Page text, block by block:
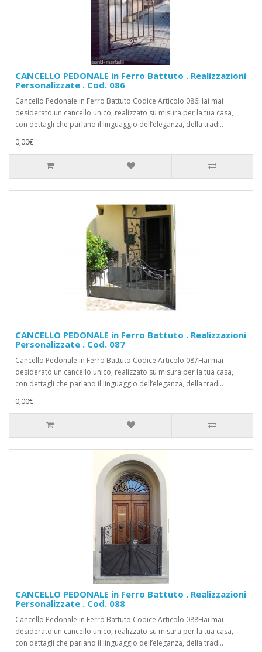
CANCELLO PEDONALE in Ferro Battuto . Realizzazioni
Personalizzate . Cod. 086
Cancello Pedonale in Ferro Battuto Codice Articolo 086Hai mai
desiderato un cancello unico, realizzato su misura per la tua casa,
con dettagli che parlano il linguaggio dell’eleganza, della tradi..
0,00€
CANCELLO PEDONALE in Ferro Battuto . Realizzazioni
Personalizzate . Cod. 087
Cancello Pedonale in Ferro Battuto Codice Articolo 087Hai mai
desiderato un cancello unico, realizzato su misura per la tua casa,
con dettagli che parlano il linguaggio dell’eleganza, della tradi..
0,00€
CANCELLO PEDONALE in Ferro Battuto . Realizzazioni
Personalizzate . Cod. 088
Cancello Pedonale in Ferro Battuto Codice Articolo 088Hai mai
desiderato un cancello unico, realizzato su misura per la tua casa,
con dettagli che parlano il linguaggio dell’eleganza, della tradi..